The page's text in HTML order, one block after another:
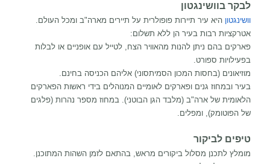
לבקר בוושינגטון
וושינגטון היא עיר תיירות פופולרית על תיירים מארה"ב ומכל העולם.
אטרקציות רבות בעיר הן ללא תשלום:
פארקים בהם ניתן להנות מהאוויר הצח, לטייל עם אופניים או לבלות
בפעילויות ספורט.
מוזיאונים (בחסות המכון הסמיתסוני) אליהם הכניסה בחינם.
בעיר ובמחוז גנים ופארקים לאומיים המנוהלים בידי ראשות הפארקים
הלאומית של ארה"ב (מלבד הגן הבוטני). במחוז מספר נהרות (פלגים
של הפוטומק), ומפלים.
טיפים לביקור
מומלץ לתכנן מסלול ביקורים מראש, בהתאם לזמן השהות המתוכנן.